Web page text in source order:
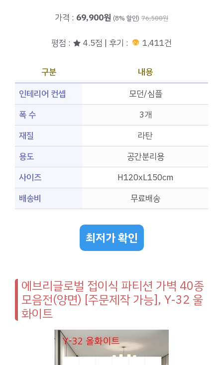
가격 : 69,900원 (8% 할인) 76,500원
평점 : ★ 4.5점 | 후기 : 1,411건
구분
내용
인테리어 컨셉
모던/심플
폭 수
3개
재질
라탄
용도
공간분리용
사이즈
H120xL150cm
배송비
무료배송
최저가 확인
에브리글로벌 접이식 파티션 가벽 40종
모음전(양면) [주문제작 가능], Y-32 울
화이트